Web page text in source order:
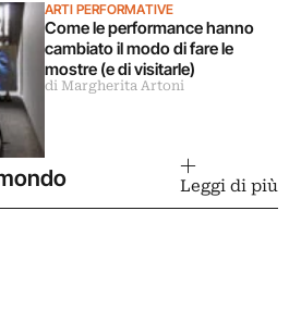
ARTI PERFORMATIVE
Come le performance hanno
cambiato il modo di fare le
mostre (e di visitarle)
di Margherita Artoni
Leggi di più